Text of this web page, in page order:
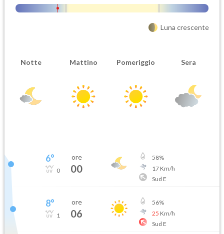
Luna crescente
Notte Mattino Pomeriggio Sera
6°
0
ore
00
58%
17Km/h
Sud E
8°
1
ore
06
56%
25 Km/h
Sud E